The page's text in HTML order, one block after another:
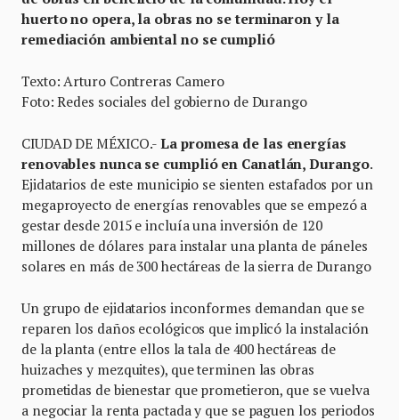
huerto no opera, la obras no se terminaron y la
remediación ambiental no se cumplió
Texto: Arturo Contreras Camero
Foto: Redes sociales del gobierno de Durango
CIUDAD DE MÉXICO.-La promesa de las energías
renovables nunca se cumplió en Canatlán, Durango.
Ejidatarios de este municipio se sienten estafados por un
megaproyecto de energías renovables que se empezó a
gestar desde 2015 e incluía una inversión de 120
millones de dólares para instalar una planta de páneles
solares en más de 300 hectáreas de la sierra de Durango
Un grupo de ejidatarios inconformes demandan que se
reparen los daños ecológicos que implicó la instalación
de la planta (entre ellos la tala de 400 hectáreas de
huizaches y mezquites), que terminen las obras
prometidas de bienestar que prometieron, que se vuelva
a negociar la renta pactada y que se paguen los periodos